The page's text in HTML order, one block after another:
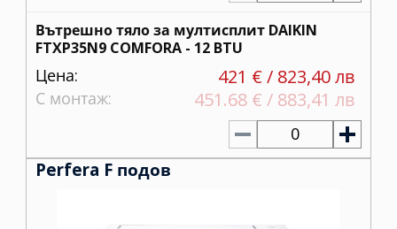
Вътрешно тяло за мултисплит DAIKIN
FTXP35N9 COMFORA - 12 BTU
Цена: 421 € / 823,40 лв
С монтаж: 451.68 € / 883,41 лв
0
Perfera F подов